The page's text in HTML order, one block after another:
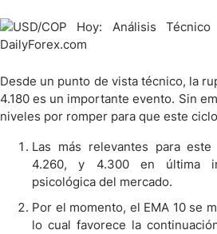
Desde un punto de vista técnico, la
4.180 es un importante evento. Sin
niveles por romper para que este
Las más relevantes para
4.260, y 4.300 en última
psicológica del mercado.
Por el momento, el EMA 10 se
lo cual favorece la